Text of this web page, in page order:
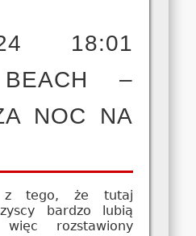
18:01
–
NOC NA
z tego, że tutaj
bardzo lubią
więc rozstawiony